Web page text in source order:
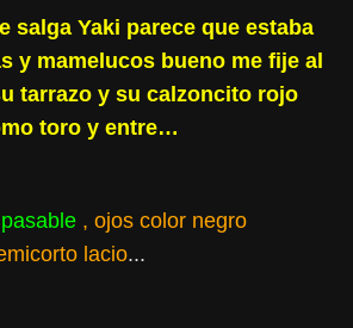
salga Yaki parece que estaba
y mamelucos bueno me fije al
tarrazo y su calzoncito rojo
toro y entre…
, ojos color negro
lacio...